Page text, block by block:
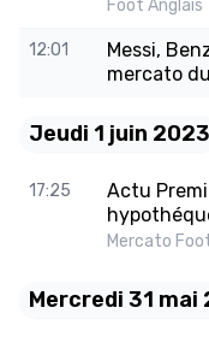
Foot Anglais
12:01
Messi,
mercato
Jeudi 1 juin 2023
17:25
Actu
Mercato
Mercredi 31 mai